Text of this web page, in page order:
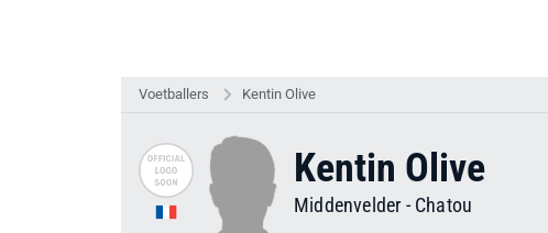
Voetballers Kentin Olive
Kentin Olive
Middenvelder - Chatou